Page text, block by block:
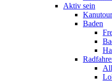
Aktiv sein
Baden